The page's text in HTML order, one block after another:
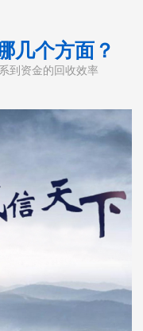
几个方面？
到资金的回收效率